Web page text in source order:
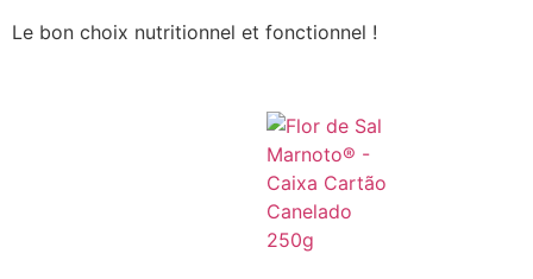
Le bon choix nutritionnel et fonctionnel !